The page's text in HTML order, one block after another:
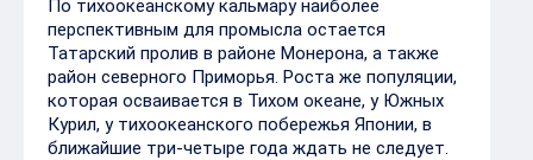
По тихоокеанскому кальмару наиболее
перспективным для промысла остается
Татарский пролив в районе Монерона, а также
район северного Приморья. Роста же популяции,
которая осваивается в Тихом океане, у Южных
Курил, у тихоокеанского побережья Японии, в
ближайшие три-четыре года ждать не следует.